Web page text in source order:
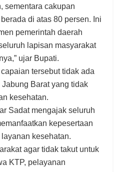
sementara cakupan
di atas 80 persen. Ini
pemerintah daerah
lapisan masyarakat
ujar Bupati.
tersebut tidak ada
Barat yang tidak
kesehatan.
Sadat mengajak seluruh
kepesertaan
kesehatan.
agar tidak takut untuk
KTP, pelayanan